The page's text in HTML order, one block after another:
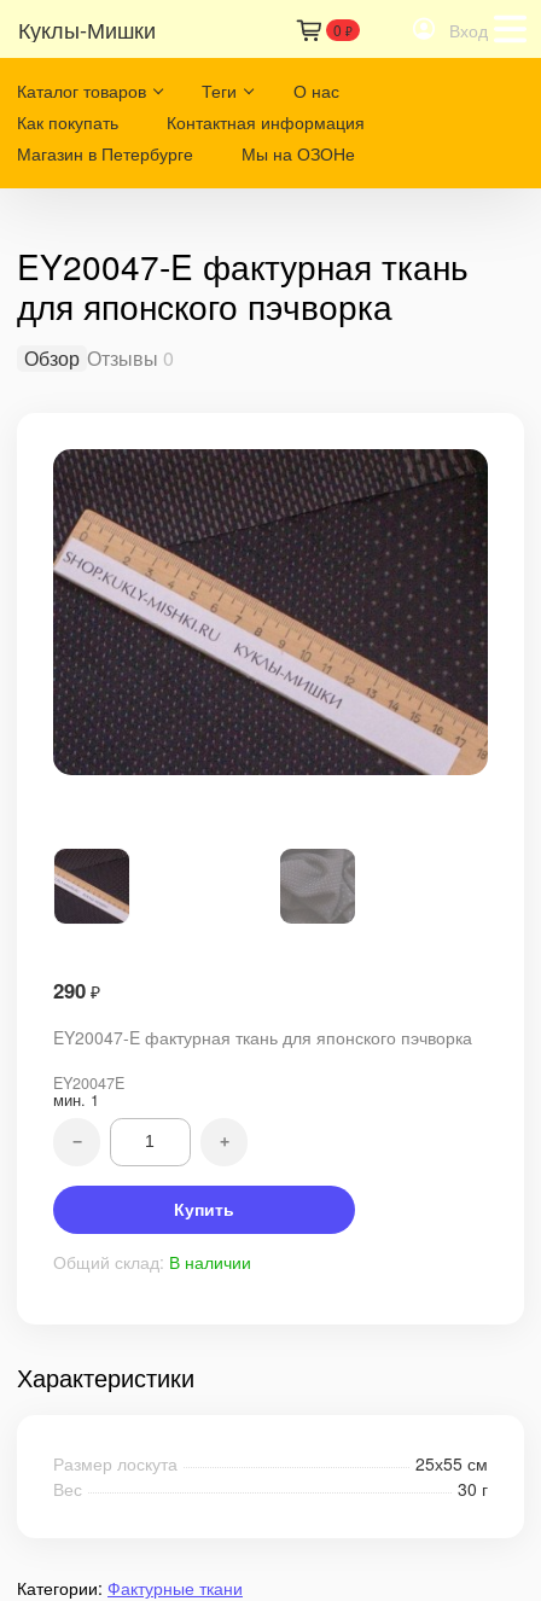
Куклы-Мишки 0 ₽ Вход
Каталог товаров Теги
О нас
Как покупать
Контактная информация
Магазин в Петербурге
Мы на ОЗОНе
EY20047-E фактурная ткань
для японского пэчворка
Обзор Отзывы 0
290 ₽
EY20047-E фактурная ткань для японского пэчворка
EY20047E
мин. 1
− +
Купить
Общий склад: В наличии
Характеристики
Размер лоскута
25х55 см
Вес
30 г
Категории: Фактурные ткани